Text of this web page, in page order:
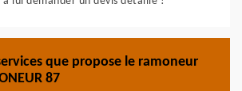
que propose le ramoneur
87